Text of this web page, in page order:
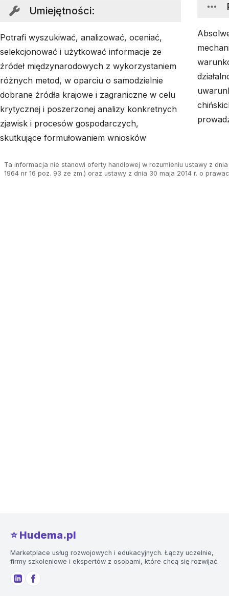
Umiejętności:
Potrafi wyszukiwać, analizować, oceniać,
selekcjonować i użytkować informacje ze
źródeł międzynarodowych z wykorzystaniem
różnych metod, w oparciu o samodzielnie
dobrane źródła krajowe i zagraniczne w celu
krytycznej i poszerzonej analizy konkretnych
zjawisk i procesów gospodarczych,
skutkujące formułowaniem wniosków
Ta informacja nie stanowi oferty handlowej w rozumieniu ustawy z
1964 nr 16 poz. 93 ze zm.) oraz ustawy z dnia 30 maja 2014 r. o
⭐️ Hudema.pl
Marketplace usług rozwojowych i edukacyjnych. Łączy uczelnie,
firmy szkoleniowe i ekspertów z osobami, które chcą się rozwijać.